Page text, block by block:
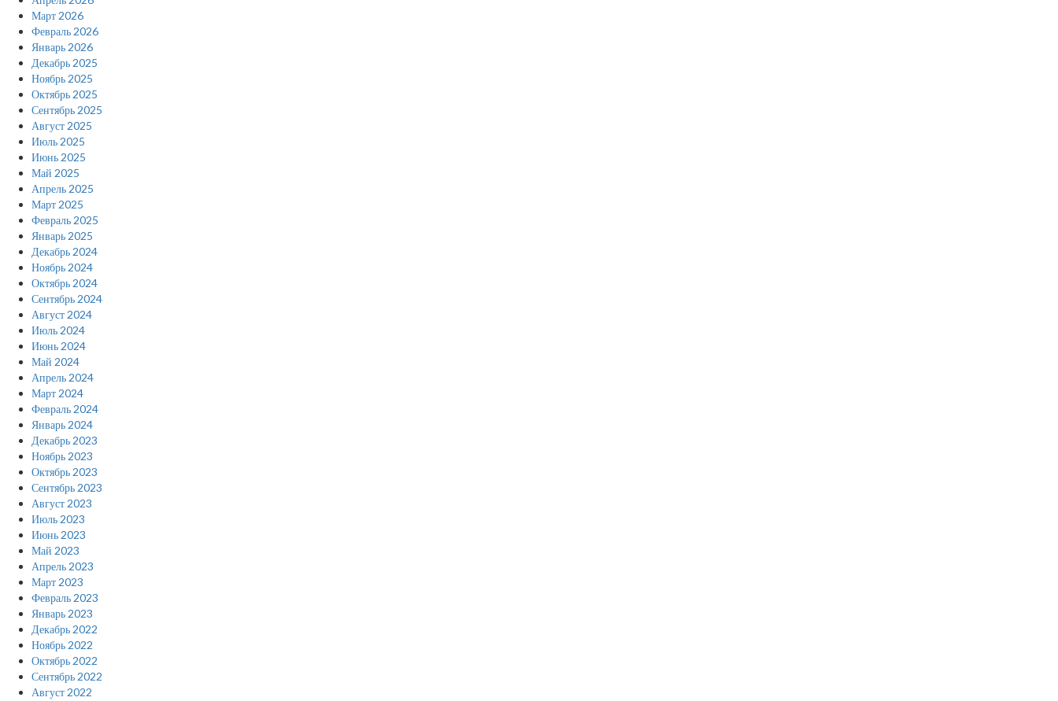
Март 2026
Февраль 2026
Январь 2026
Декабрь 2025
Ноябрь 2025
Октябрь 2025
Сентябрь 2025
Август 2025
Июль 2025
Июнь 2025
Май 2025
Апрель 2025
Март 2025
Февраль 2025
Январь 2025
Декабрь 2024
Ноябрь 2024
Октябрь 2024
Сентябрь 2024
Август 2024
Июль 2024
Июнь 2024
Май 2024
Апрель 2024
Март 2024
Февраль 2024
Январь 2024
Декабрь 2023
Ноябрь 2023
Октябрь 2023
Сентябрь 2023
Август 2023
Июль 2023
Июнь 2023
Май 2023
Апрель 2023
Март 2023
Февраль 2023
Январь 2023
Декабрь 2022
Ноябрь 2022
Октябрь 2022
Сентябрь 2022
Август 2022